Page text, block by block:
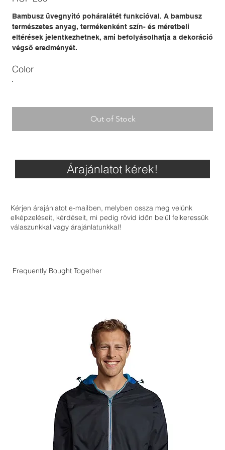
Bambusz üvegnyitó poháralátét funkcióval. A bambusz
természetes anyag, termékenként szín- és méretbeli
eltérések jelentkezhetnek, ami befolyásolhatja a dekoráció
végső eredményét.
Color
Out of Stock
Árajánlatot kérek!
Kérjen árajánlatot e-mailben, melyben ossza meg velünk
elképzeléseit, kérdéseit, mi pedig rövid időn belül felkeressük
válaszunkkal vagy árajánlatunkkal!
Frequently Bought Together